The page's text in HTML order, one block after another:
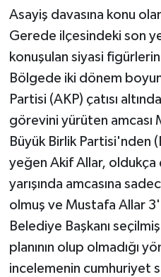
Asayiş davasına konu
Gerede ilçesindeki son
konuşulan siyasi
Bölgede iki dönem
Partisi (AKP) çatısı
görevini yürüten amcası
Büyük Birlik Partisi'nden
yeğen Akif Allar, oldukça
yarışında amcasına
olmuş ve Mustafa Allar
Belediye Başkanı
planının olup olmadığı
incelemenin cumhuriyet